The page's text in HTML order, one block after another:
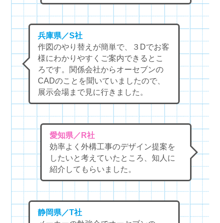
兵庫県／S社
作図のやり替えが簡単で、３Dでお客
様にわかりやすくご案内できるとこ
ろです。関係会社からオーセブンの
CADのことを聞いていましたので、
展示会場まで見に行きました。
愛知県／R社
効率よく外構工事のデザイン提案を
したいと考えていたところ、知人に
紹介してもらいました。
静岡県／T社